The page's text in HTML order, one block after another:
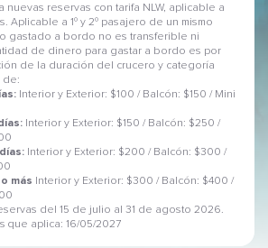
nuevas reservas con tarifa NLW, aplicable a
Aplicable a 1º y 2º pasajero de un mismo
gastado a bordo no es transferible ni
de dinero para gastar a bordo es por
de la duración del crucero y categoría
de:
Interior y Exterior: $100 / Balcón: $150 / Mini
Interior y Exterior: $150 / Balcón: $250 /
Interior y Exterior: $200 / Balcón: $300 /
más
Interior y Exterior: $300 / Balcón: $400 /
del 15 de julio al 31 de agosto 2026.
que aplica: 16/05/2027